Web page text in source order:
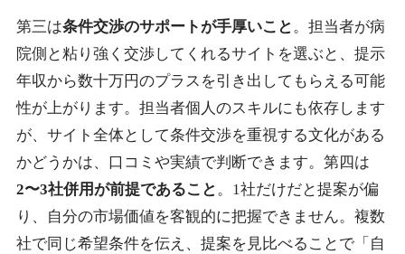
第三は条件交渉のサポートが手厚いこと 。担当者が病
院側と粘り強く交渉してくれるサイトを選ぶと、提示
年収から数十万円のプラスを引き出してもらえる可能
性が上がります。担当者個人のスキルにも依存します
が、サイト全体として条件交渉を重視する文化がある
かどうかは、口コミや実績で判断できます。第四は
2〜3社併用が前提であること 。1社だけだと提案が偏
り、自分の市場価値を客観的に把握できません。複数
社で同じ希望条件を伝え、提案を見比べることで「自